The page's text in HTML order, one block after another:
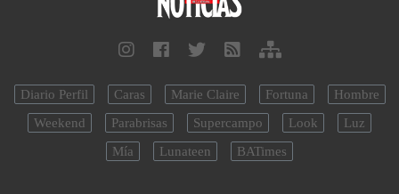
Diario Perfil Caras Marie Claire Fortuna
Hombre
Weekend
Parabrisas Supercampo Look
Luz
Mía
Lunateen BATimes